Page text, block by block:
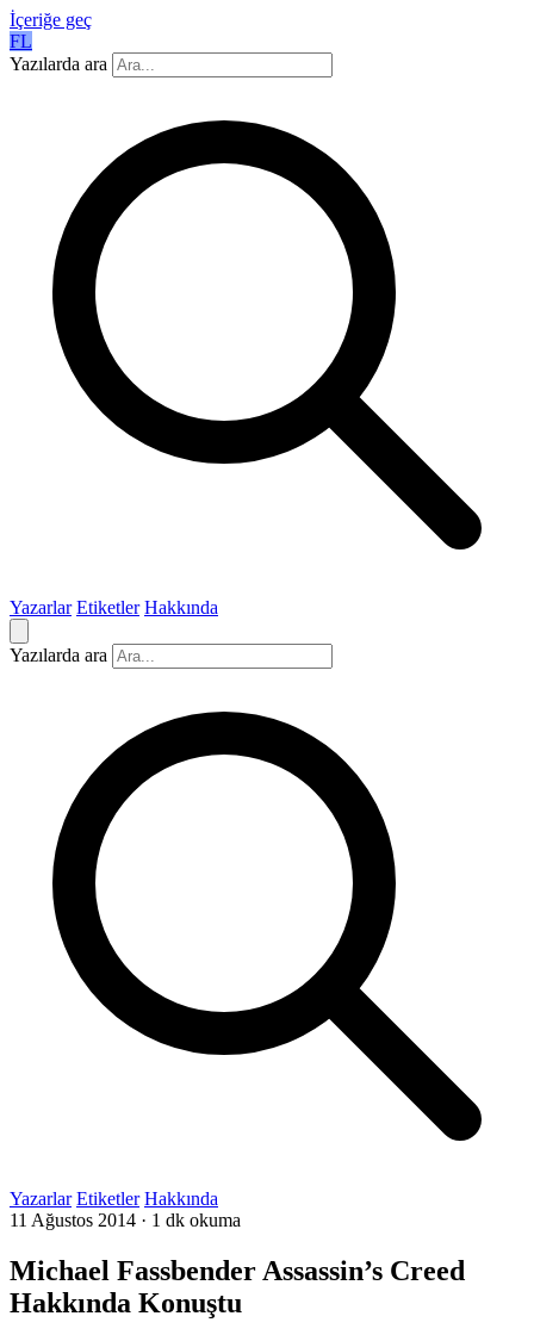
İçeriğe geç
FL
Yazılarda ara
Yazarlar Etiketler Hakkında
Yazılarda ara
Yazarlar Etiketler Hakkında
11 Ağustos 2014 · 1 dk okuma
Michael Fassbender Assassin’s Creed
Hakkında Konuştu